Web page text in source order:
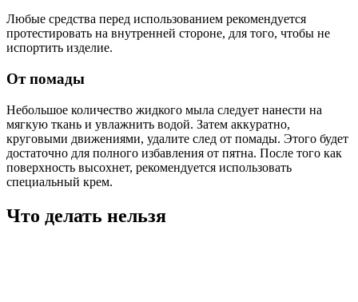
Любые средства перед использованием рекомендуется
протестировать на внутренней стороне, для того, чтобы не
испортить изделие.
От помады
Небольшое количество жидкого мыла следует нанести на
мягкую ткань и увлажнить водой. Затем аккуратно,
круговыми движениями, удалите след от помады. Этого будет
достаточно для полного избавления от пятна. После того как
поверхность высохнет, рекомендуется использовать
специальный крем.
Что делать нельзя